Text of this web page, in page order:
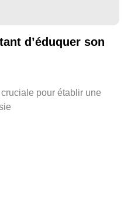
d’éduquer son
pour établir une